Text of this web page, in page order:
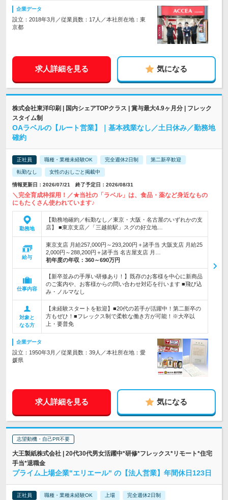
企業データ
設立：2018年3月／従業員数：17人／本社所在地：東
京都
求人詳細を見る 気になる
株式会社東洋印刷 | 国内シェアTOPクラス | 賞与最大4.9ヶ月分 | フレック
スタイム制
OAラベルの【ルート営業】｜基本残業なし／土日休み／勤務地
確約
正社員 職種・業種未経験OK 完全週休2日制 第二新卒歓迎
転勤なし 女性のおしごと掲載中
情報更新日：2026/07/21 終了予定日：2026/08/31
＼完全育成枠採用！／★当社の「ラベル」は、食品・薬など身近なもの
にもたくさん使われています♪
勤務地
【勤務地確約／転勤なし／東京・大阪・名古屋のいずれかの支
店】 ■東京支店／「三越前駅」スグの好立地…
給与
東京支店 月給257,000円～293,200円＋諸手当 大阪支店 月給25
2,000円～288,200円＋諸手当 名古屋支店 月…
初年度の年収： 360～690万円
仕事内容
【新卒並みの手厚い研修あり！】既存のお客様を中心に新商品
のご案内や、お客様からの問い合わせ対応を行います ■飛び込
み・ノルマなし
対象と
なる方
【未経験スタートを歓迎】■20代の若手が活躍中！第二新卒の
方もぜひ！■フレックス制で柔軟な働き方が可能！※大卒以
上・要普免
企業データ
設立：1950年3月／従業員数：39人／本社所在地：愛
媛県
求人詳細を見る 気になる
志望動機・自己PR不要
大王製紙株式会社 | 20代30代男女活躍中*研修*フレックス*リモート*住宅
手当*退職金
プライム上場企業"エリエール" の【法人営業】年間休日123日
正社員 職種・業種未経験OK 上場 完全週休2日制